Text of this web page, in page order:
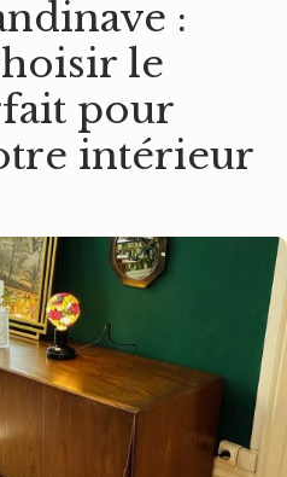
:
le
pour
intérieur